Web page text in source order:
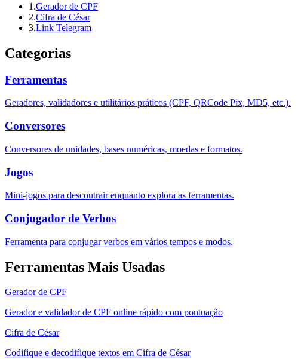
1.Gerador de CPF
2.Cifra de César
3.Link Telegram
Categorias
Ferramentas
Geradores, validadores e utilitários práticos (CPF, QRCode Pix, MD5, etc.).
Conversores
Conversores de unidades, bases numéricas, moedas e formatos.
Jogos
Mini-jogos para descontrair enquanto explora as ferramentas.
Conjugador de Verbos
Ferramenta para conjugar verbos em vários tempos e modos.
Ferramentas Mais Usadas
Gerador de CPF
Gerador e validador de CPF online rápido com pontuação
Cifra de César
Codifique e decodifique textos em Cifra de César